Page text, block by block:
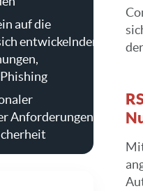
auf die
entwickelnder
Anforderungen